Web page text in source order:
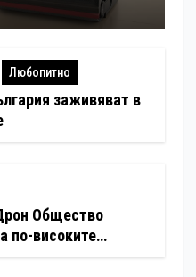
Любопитно
заживяват в
Общество
по-високите